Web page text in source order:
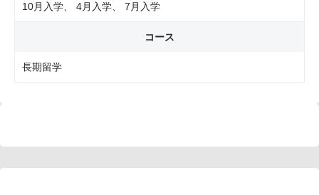
10月入学 4月入学 7月入学
コース
長期留学